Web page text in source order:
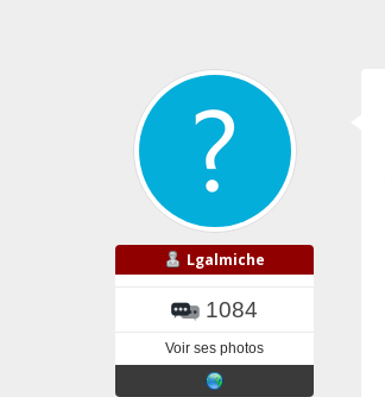
Lgalmiche
1084
Voir ses photos